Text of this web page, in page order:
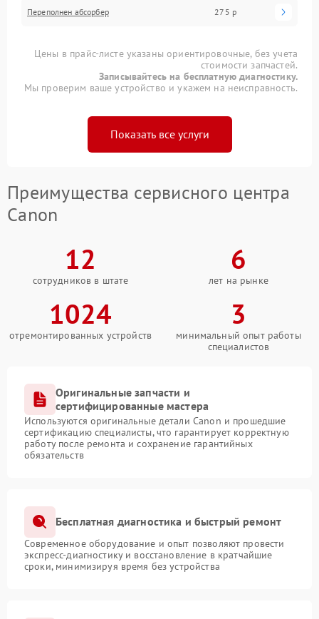
Переполнен абсорбер 275 р
Цены в прайс-листе указаны ориентировочные, без учета
стоимости запчастей.
Записывайтесь на бесплатную диагностику.
Мы проверим ваше устройство и укажем на неисправность.
Показать все услуги
Преимущества сервисного центра
Canon
12
сотрудников в штате
6
лет на рынке
1024
отремонтированных устройств
3
минимальный опыт работы
специалистов
Оригинальные запчасти и
сертифицированные мастера
Используются оригинальные детали Canon и прошедшие
сертификацию специалисты, что гарантирует корректную
работу после ремонта и сохранение гарантийных
обязательств
Бесплатная диагностика и быстрый ремонт
Современное оборудование и опыт позволяют провести
экспресс-диагностику и восстановление в кратчайшие
сроки, минимизируя время без устройства